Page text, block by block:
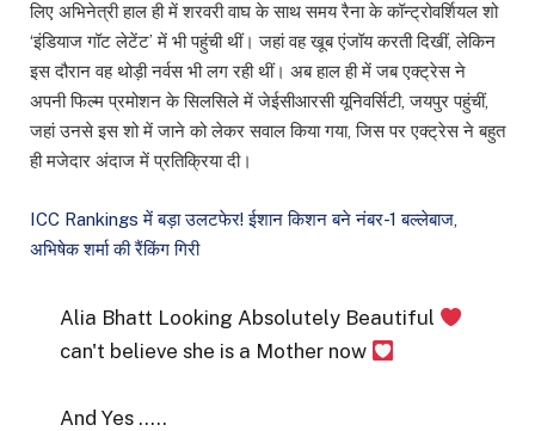
लिए अभिनेत्री हाल ही में शरवरी वाघ के साथ समय रैना के कॉन्ट्रोवर्शियल शो
‘इंडियाज गॉट लेटेंट’ में भी पहुंची थीं। जहां वह खूब एंजॉय करती दिखीं, लेकिन
इस दौरान वह थोड़ी नर्वस भी लग रही थीं। अब हाल ही में जब एक्ट्रेस ने
अपनी फिल्म प्रमोशन के सिलसिले में जेईसीआरसी यूनिवर्सिटी, जयपुर पहुंचीं,
जहां उनसे इस शो में जाने को लेकर सवाल किया गया, जिस पर एक्ट्रेस ने बहुत
ही मजेदार अंदाज में प्रतिक्रिया दी।
ICC Rankings में बड़ा उलटफेर! ईशान किशन बने नंबर-1 बल्लेबाज,
अभिषेक शर्मा की रैंकिंग गिरी
Alia Bhatt Looking Absolutely Beautiful
can't believe she is a Mother now
And Yes .....